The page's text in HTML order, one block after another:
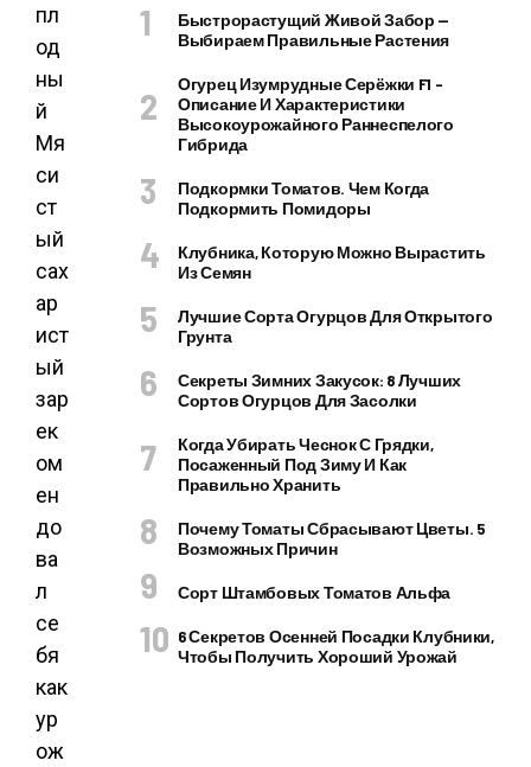
пл
од
ны
й
Мя
си
ст
ый
сах
ар
ист
ый
зар
ек
ом
ен
до
ва
л
се
бя
как
ур
ож
Быстрорастущий Живой Забор —
Выбираем Правильные Растения
Огурец Изумрудные Серёжки F1 –
Описание И Характеристики
Высокоурожайного Раннеспелого
Гибрида
Подкормки Томатов. Чем Когда
Подкормить Помидоры
Клубника, Которую Можно Вырастить
Из Семян
Лучшие Сорта Огурцов Для Открытого
Грунта
Секреты Зимних Закусок: 8 Лучших
Сортов Огурцов Для Засолки
Когда Убирать Чеснок С Грядки,
Посаженный Под Зиму И Как
Правильно Хранить
Почему Томаты Сбрасывают Цветы. 5
Возможных Причин
Сорт Штамбовых Томатов Альфа
6 Секретов Осенней Посадки Клубники,
Чтобы Получить Хороший Урожай